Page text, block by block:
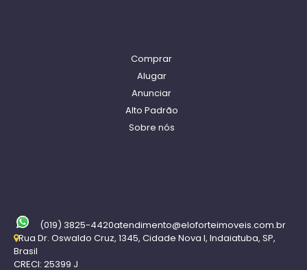
Comprar
Alugar
Anunciar
Alto Padrão
Sobre nós
(019) 3825-4420atendimento@eloforteimoveis.com.br
Rua Dr. Oswaldo Cruz, 1345, Cidade Nova I, Indaiatuba, SP,
Brasil
CRECI: 25399 J